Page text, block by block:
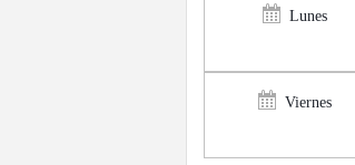
Lunes
Viernes